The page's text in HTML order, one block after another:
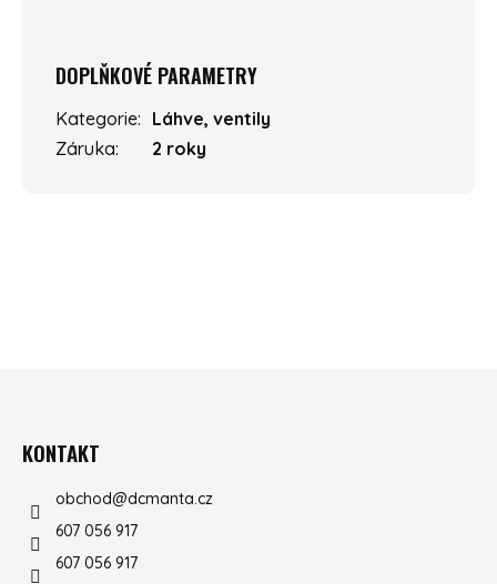
DOPLŇKOVÉ PARAMETRY
Kategorie: Láhve, ventily
Záruka: 2 roky
KONTAKT
obchod@dcmanta.cz
607 056 917
607 056 917